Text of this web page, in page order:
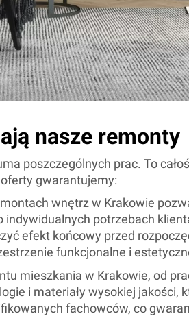
nasze remonty
poszczególnych prac. To
gwarantujemy:
wnętrz w Krakowie
potrzebach
efekt końcowy przed
funkcjonalne i
mieszkania w Krakowie, od
i materiały wysokiej jakości,
fachowców, co